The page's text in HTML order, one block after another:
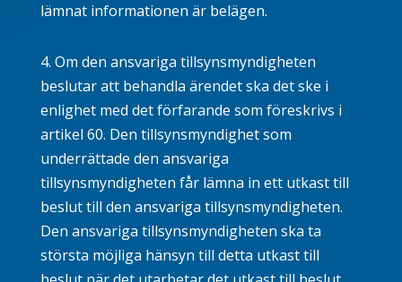
lämnat informationen är belägen.
4. Om den ansvariga tillsynsmyndigheten
beslutar att behandla ärendet ska det ske i
enlighet med det förfarande som föreskrivs i
artikel 60. Den tillsynsmyndighet som
underrättade den ansvariga
tillsynsmyndigheten får lämna in ett utkast till
beslut till den ansvariga tillsynsmyndigheten.
Den ansvariga tillsynsmyndigheten ska ta
största möjliga hänsyn till detta utkast till